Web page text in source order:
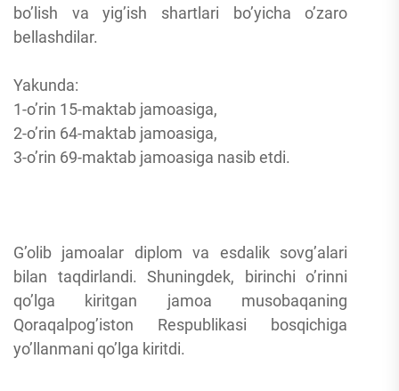
bo’lish va yig’ish shartlari bo’yicha o’zaro
bellashdilar.
Yakunda:
1-o’rin 15-maktab jamoasiga,
2-o’rin 64-maktab jamoasiga,
3-o’rin 69-maktab jamoasiga nasib etdi.
G’olib jamoalar diplom va esdalik sovg’alari
bilan taqdirlandi. Shuningdek, birinchi o’rinni
qo’lga kiritgan jamoa musobaqaning
Qoraqalpog’iston Respublikasi bosqichiga
yo’llanmani qo’lga kiritdi.